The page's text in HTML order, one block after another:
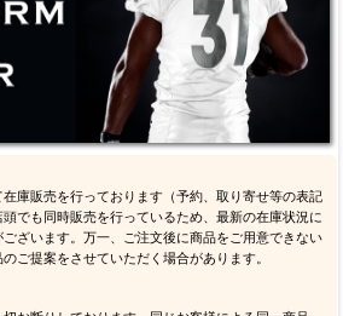
庫販売を行っております（予約、取り寄せ等の表記
でも同時販売を行っているため、最新の在庫状況に
ざいます。万一、ご注文後に商品をご用意できない
ご提案をさせていただく場合があります。